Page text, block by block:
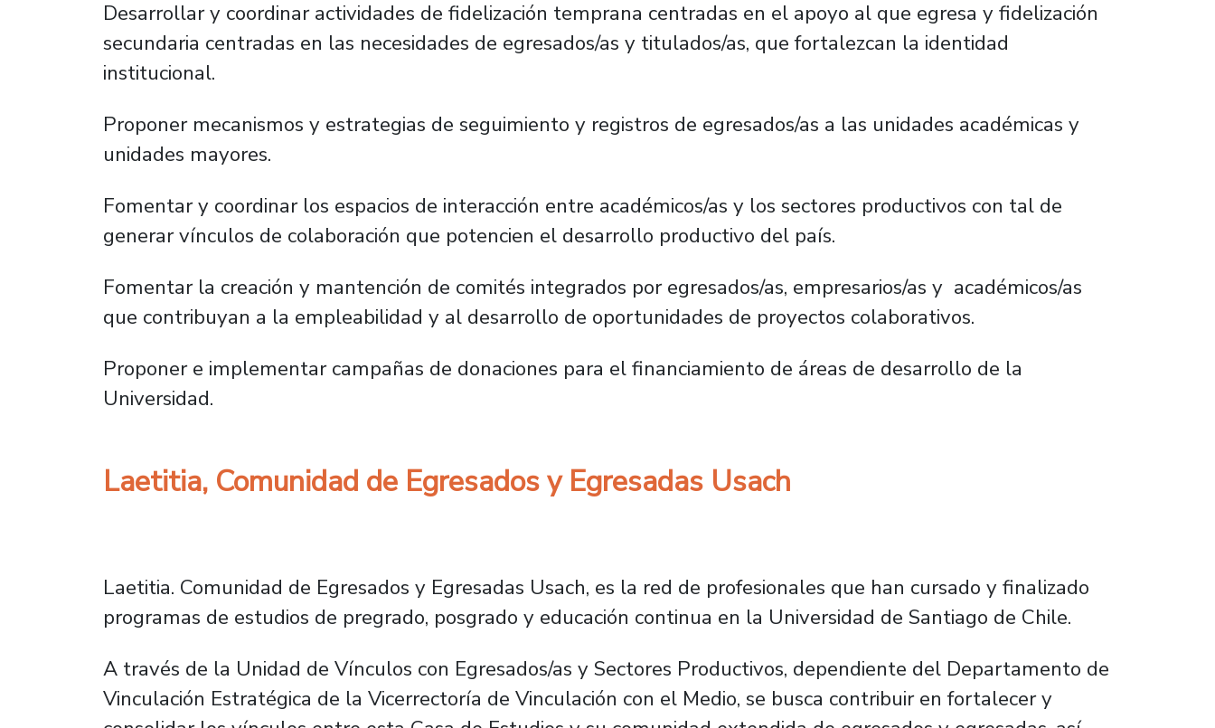
Desarrollar y coordinar actividades de fidelización temprana centradas en el apoyo al que egresa y fidelización
secundaria centradas en las necesidades de egresados/as y titulados/as, que fortalezcan la identidad
institucional.
Proponer mecanismos y estrategias de seguimiento y registros de egresados/as a las unidades académicas y
unidades mayores.
Fomentar y coordinar los espacios de interacción entre académicos/as y los sectores productivos con tal de
generar vínculos de colaboración que potencien el desarrollo productivo del país.
Fomentar la creación y mantención de comités integrados por egresados/as, empresarios/as y académicos/as
que contribuyan a la empleabilidad y al desarrollo de oportunidades de proyectos colaborativos.
Proponer e implementar campañas de donaciones para el financiamiento de áreas de desarrollo de la
Universidad.
Laetitia, Comunidad de Egresados y Egresadas Usach
Laetitia. Comunidad de Egresados y Egresadas Usach, es la red de profesionales que han cursado y finalizado
programas de estudios de pregrado, posgrado y educación continua en la Universidad de Santiago de Chile.
A través de la Unidad de Vínculos con Egresados/as y Sectores Productivos, dependiente del Departamento de
Vinculación Estratégica de la Vicerrectoría de Vinculación con el Medio, se busca contribuir en fortalecer y